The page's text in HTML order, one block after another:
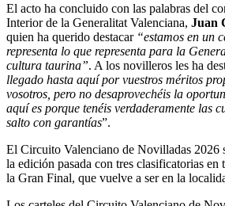
El acto ha concluido con las palabras del
Interior de la Generalitat Valenciana, Juan
quien ha querido destacar “estamos en un
representa lo que representa para la
cultura taurina”. A los novilleros les ha
llegado hasta aquí por vuestros méritos
vosotros, pero no desaprovechéis la
aquí es porque tenéis verdaderamente las
salto con garantías”.
El Circuito Valenciano de Novilladas 2026
la edición pasada con tres clasificatorias en
la Gran Final, que vuelve a ser en la